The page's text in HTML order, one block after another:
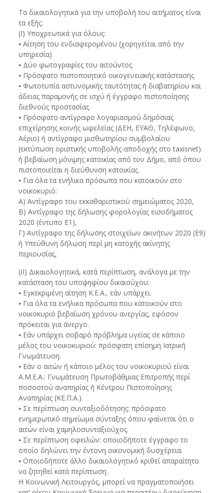
Τα δικαιολογητικά για την υποβολή του αιτήματος είναι
τα εξής:
(Ι) Υποχρεωτικά για όλους:
⦁ Αίτηση του ενδιαφερομένου (χορηγείται από την
υπηρεσία)
⦁ Δύο φωτογραφίες του αιτούντος.
⦁ Πρόσφατο πιστοποιητικό οικογενειακής κατάστασης.
⦁ Φωτοτυπία αστυνομικής ταυτότητας ή διαβατηρίου και
άδειας παραμονής σε ισχύ ή έγγραφο πιστοποίησης
διεθνούς προστασίας.
⦁ Πρόσφατο αντίγραφο λογαριασμού δημόσιας
επιχείρησης κοινής ωφελείας (ΔΕΗ, ΕΥΑΘ, Τηλέφωνο,
Αέριο) ή αντίγραφο μισθωτηρίου συμβολαίου
(εκτύπωση οριστικής υποβολής-αποδοχής στο taxisnet).
ή βεβαίωση μόνιμης κατοικίας από τον Δήμο, από όπου
πιστοποιείται η διεύθυνση κατοικίας.
⦁ Για όλα τα ενήλικα πρόσωπα που κατοικούν στο
νοικοκυριό:
Α) Αντίγραφο του εκκαθαριστικού σημειώματος 2020,
Β) Αντίγραφο της δήλωσης φορολογίας εισοδήματος
2020 (έντυπο Ε1),
Γ) Αντίγραφο της δήλωσης στοιχείων ακινήτων 2020 (Ε9)
ή Υπεύθυνη δήλωση περί μη κατοχής ακίνητης
περιουσίας,
(ΙΙ) Δικαιολογητικά, κατά περίπτωση, ανάλογα με την
κατάσταση του υποψηφίου δικαιούχου:
⦁ Εγκεκριμένη αίτηση Κ.Ε.Α., εάν υπάρχει.
⦁ Για όλα τα ενήλικα πρόσωπα που κατοικούν στο
νοικοκυριό βεβαίωση χρόνου ανεργίας, εφόσον
πρόκειται για άνεργο.
⦁ Εάν υπάρχει σοβαρό πρόβλημα υγείας σε κάποιο
μέλος του νοικοκυριού: πρόσφατη επίσημη Ιατρική
Γνωμάτευση.
⦁ Εάν ο αιτών ή κάποιο μέλος του νοικοκυριού είναι
Α.Μ.Ε.Α.: Γνωμάτευση Πρωτοβάθμιας Επιτροπής περί
ποσοστού αναπηρίας ή Κέντρου Πιστοποίησης
Αναπηρίας (ΚΕ.Π.Α.).
⦁ Σε περίπτωση συνταξιοδότησης: πρόσφατο
ενημερωτικό σημείωμα σύνταξης όπου φαίνεται ότι ο
αιτών είναι χαμηλοσυνταξιούχος.
⦁ Σε περίπτωση οφειλών: οποιοδήποτε έγγραφο το
οποίο δηλώνει την έντονη οικονομική δυσχέρεια.
⦁ Οποιοδήποτε άλλο δικαιολογητικό κριθεί απαραίτητο
να ζητηθεί κατά περίπτωση.
Η Κοινωνική Λειτουργός, μπορεί να πραγματοποιήσει